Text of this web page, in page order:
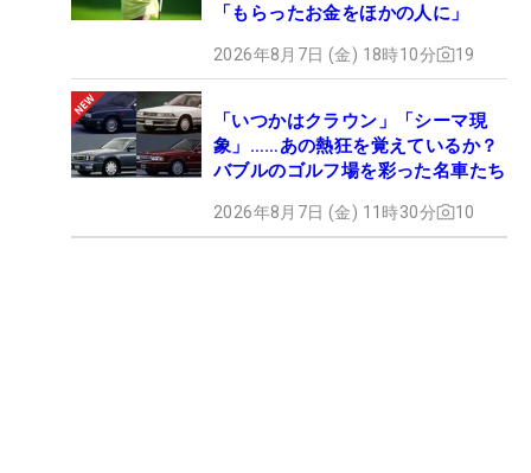
「もらったお金をほかの人に」
2026年8月7日 (金) 18時10分 19
「いつかはクラウン」「シーマ現
象」……あの熱狂を覚えているか？
バブルのゴルフ場を彩った名車たち
2026年8月7日 (金) 11時30分 10